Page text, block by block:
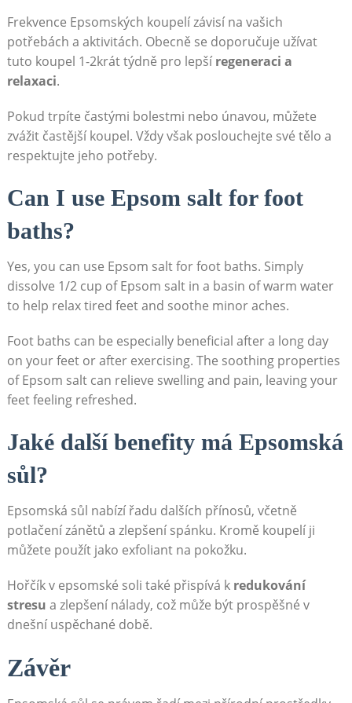
Frekvence Epsomských koupelí závisí na vašich
potřebách a aktivitách. Obecně se doporučuje užívat
tuto koupel 1-2krát týdně pro lepšíregeneraci a
relaxaci.
Pokud trpíte častými bolestmi nebo únavou, můžete
zvážit častější koupel. Vždy však poslouchejte své tělo a
respektujte jeho potřeby.
Can I use Epsom salt for foot
baths?
Yes, you can use Epsom salt for foot baths. Simply
dissolve 1/2 cup of Epsom salt in a basin of warm water
to help relax tired feet and soothe minor aches.
Foot baths can be especially beneficial after a long day
on your feet or after exercising. The soothing properties
of Epsom salt can relieve swelling and pain, leaving your
feet feeling refreshed.
Jaké další benefity má Epsomská
sůl?
Epsomská sůl nabízí řadu dalších přínosů, včetně
potlačení zánětů a zlepšení spánku. Kromě koupelí ji
můžete použít jako exfoliant na pokožku.
Hořčík v epsomské soli také přispívá k redukování
stresu a zlepšení nálady, což může být prospěšné v
dnešní uspěchané době.
Závěr